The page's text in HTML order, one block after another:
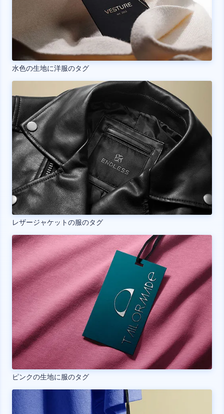
水色の生地に洋服のタグ
レザージャケットの服のタグ
ピンクの生地に服のタグ